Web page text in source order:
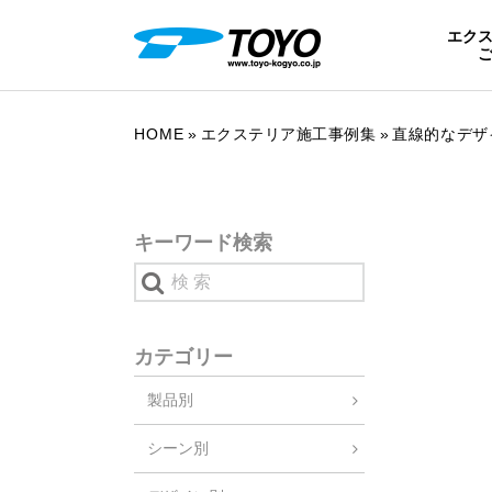
エク
HOME エクステリア施工事例集 直線的なデ
キーワード検索
カテゴリー
製品別
シーン別